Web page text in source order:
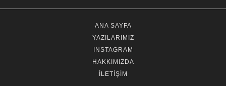
ANA SAYFA
YAZILARIMIZ
INSTAGRAM
HAKKIMIZDA
İLETIŞIM